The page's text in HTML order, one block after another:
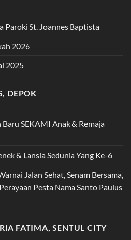
Paroki St. Joannes Baptista
2026
2025
DEPOK
SEKAMI Anak & Remaja
& Lansia Sedunia Yang Ke-6
Jalan Sehat, Senam Bersama,
Pesta Nama Santo Paulus
FATIMA, SENTUL CITY